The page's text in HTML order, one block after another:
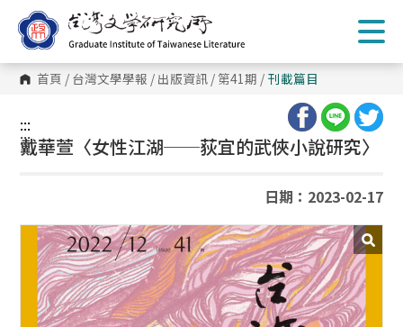
到
主
內
容 首頁 / 台灣文學學報 / 出版資訊 / 第41期 / 刊載篇目
:::
:::
戴華萱〈女性江湖──荻宜的武俠小說研究〉
日期：2023-02-17